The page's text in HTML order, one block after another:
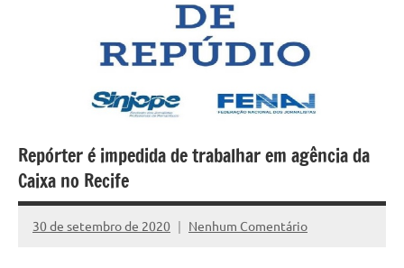
Repórter é impedida de trabalhar em agência da
Caixa no Recife
30 de setembro de 2020
Assessoria
Nenhum Comentário